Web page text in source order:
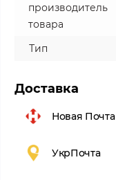
производитель
товара
Тип
Доставка
Новая Почта
УкрПочта